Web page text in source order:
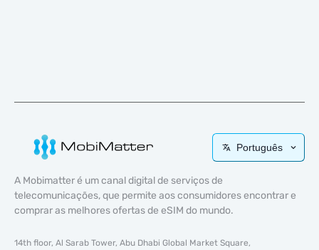
Português
A Mobimatter é um canal digital de serviços de
telecomunicações, que permite aos consumidores encontrar e
comprar as melhores ofertas de eSIM do mundo.
14th floor, Al Sarab Tower, Abu Dhabi Global Market Square,